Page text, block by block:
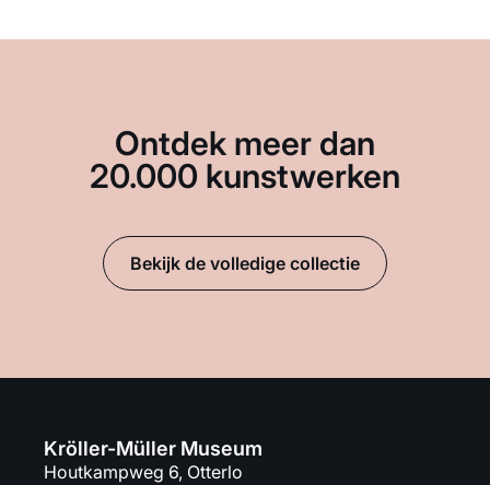
Ontdek meer dan
20.000 kunstwerken
Bekijk de volledige collectie
Kröller-Müller Museum
Houtkampweg 6, Otterlo